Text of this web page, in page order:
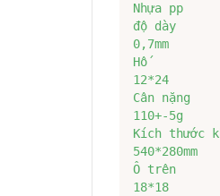
Nhựa pp
độ dày
0,7mm
Hố
12*24
Cân nặng
110+-5g
Kích thước
540*280mm
Ô trên
18*18